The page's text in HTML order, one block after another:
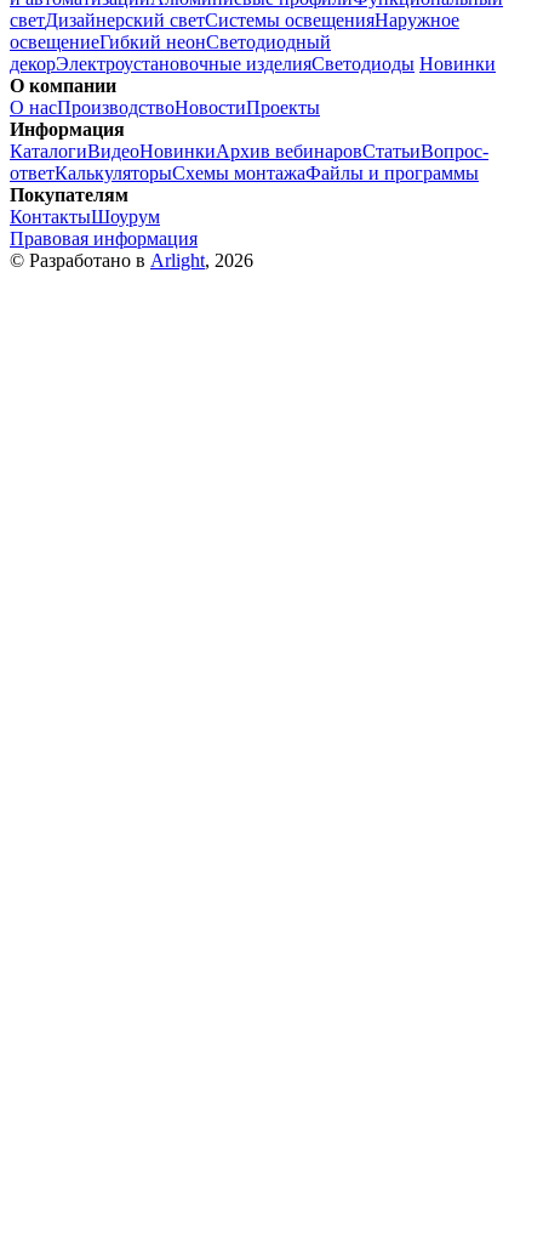
светДизайнерский светСистемы освещенияНаружное
освещениеГибкий неонСветодиодный
декорЭлектроустановочные изделияСветодиоды Новинки
О компании
О насПроизводствоНовостиПроекты
Информация
КаталогиВидеоНовинкиАрхив вебинаровСтатьиВопрос-
ответКалькуляторыСхемы монтажаФайлы и программы
Покупателям
КонтактыШоурум
Правовая информация
© Разработано в Arlight, 2026